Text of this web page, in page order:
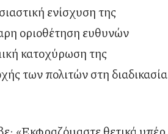
ενίσχυση της
οριοθέτηση ευθυνών
κατοχύρωση της
των πολιτών στη διαδικασία